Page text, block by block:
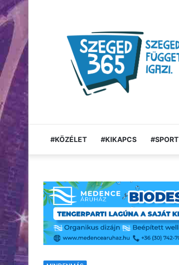
#KÖZÉLET #KIKAPCS #SPORT